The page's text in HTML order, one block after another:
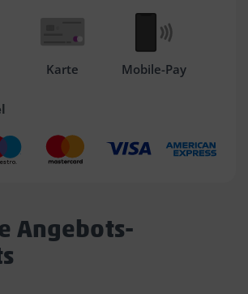
Karte Mobile-Pay
Angebots-